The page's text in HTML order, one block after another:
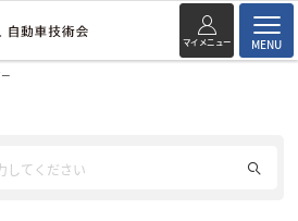
マイメニュー MENU